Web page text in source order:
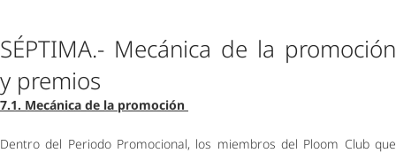
SÉPTIMA.- Mecánica de la promoción
y premios
7.1. Mecánica de la promoción
Dentro del Periodo Promocional, los miembros del Ploom Club que